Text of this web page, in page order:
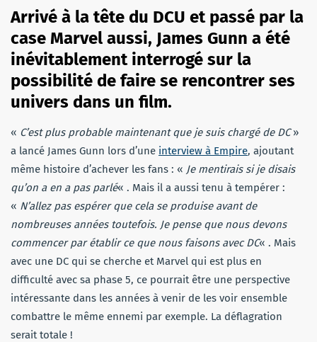
Arrivé à la tête du DCU et passé par la
case Marvel aussi, James Gunn a été
inévitablement interrogé sur la
possibilité de faire se rencontrer ses
univers dans un film.
« C’est plus probable maintenant que je suis chargé de DC»
a lancé James Gunn lors d’une interview à Empire, ajoutant
même histoire d’achever les fans : « Je mentirais si je disais
qu’on a en a pas parlé« . Mais il a aussi tenu à tempérer :
« N’allez pas espérer que cela se produise avant de
nombreuses années toutefois. Je pense que nous devons
commencer par établir ce que nous faisons avec DC« . Mais
avec une DC qui se cherche et Marvel qui est plus en
difficulté avec sa phase 5, ce pourrait être une perspective
intéressante dans les années à venir de les voir ensemble
combattre le même ennemi par exemple. La déflagration
serait totale !